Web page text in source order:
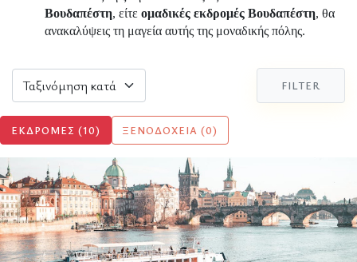
Βουδαπέστη, είτε ομαδικές εκδρομές Βουδαπέστη, θα
ανακαλύψεις τη μαγεία αυτής της μοναδικής πόλης.
FILTER
ΕΚΔΡΟΜΈΣ (10) ΞΕΝΟΔΟΧΕΊΑ (0)